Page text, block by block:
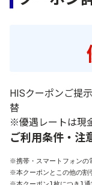
HISクーポンご提
替
※優遇レートは現
ご利用条件・注
※携帯・スマートフォンの
※本クーポンとこの他の割